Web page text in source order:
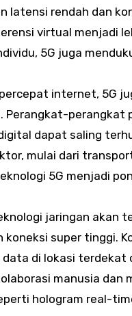
latensi rendah dan
virtual menjadi
5G juga
internet, 5G
Perangkat-perangkat
dapat saling
mulai dari
5G menjadi
jaringan akan
koneksi super tinggi.
data di lokasi terdekat
manusia dan
hologram real-